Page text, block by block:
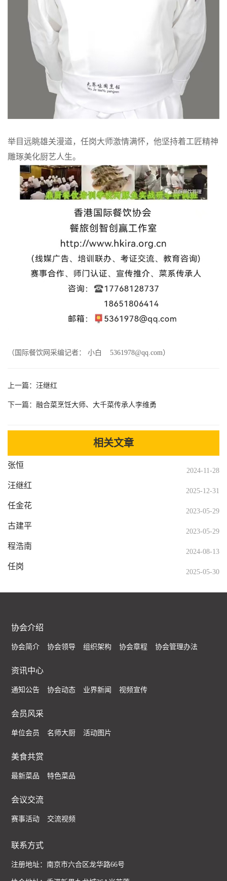
举目远眺雄关漫道，任岗大师激情满怀，他坚持着工匠精神
雕琢美化厨艺人生。
（国际餐饮网采编记者： 小白 5361978@qq.com）
上一篇： 汪继红
下一篇： 融合菜烹饪大师、大千菜传承人李维勇
相关文章
张恒
2024-11-28
汪继红
2025-12-31
任金花
2023-05-29
古建平
2023-05-29
程浩南
2024-08-13
任岗
2025-05-30
协会介绍
协会简介 协会领导 组织架构 协会章程 协会管理办法
资讯中心
通知公告 协会动态 业界新闻 视频宣传
会员风采
单位会员 名师大厨 活动图片
美食共赏
最新菜品 特色菜品
会议交流
赛事活动 交流视频
联系方式
注册地址：南京市六合区龙华路66号